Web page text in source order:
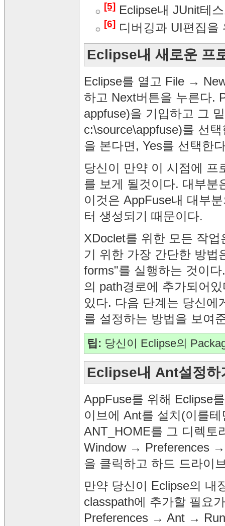
[5] Eclipse내 JUnit테
[6] 디버깅과 UI편집을
Eclipse내 새로운 프
Eclipse를 열고 File →
하고 Next버튼을 누른다.
appfuse)을 기입하고 그
c:\source\appfuse)를 선
을 본다면, Yes를 선택한
당신이 만약 이 시점에 프
를 보게 될것이다. 대부분
이것은 AppFuse내 대부
터 생성되기 때문이다.
XDoclet를 위한 모든 작
기 위한 가장 간단한 방법
forms"를 실행하는 것이
의 path경로에 추가되어
있다. 다음 단계는 당신에
를 설정하는 방법을 보여
팁: 당신이 Eclipse의
Eclipse내 Ant설정
AppFuse를 위해 Eclipse
이브에 Ant를 설치(이를
ANT_HOME를 그 디렉토
Window → Preferences
을 클릭하고 하드 드라이
만약 당신이 Eclipse의 내
classpath에 추가할 필요
Preferences → Ant →